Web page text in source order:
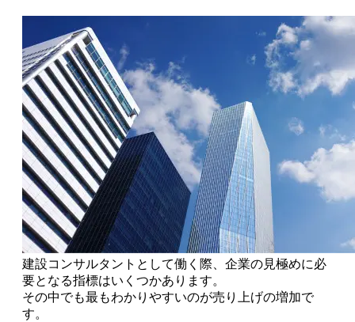
建設コンサルタントとして働く際、企業の見極めに必
要となる指標はいくつかあります。
その中でも最もわかりやすいのが売り上げの増加で
す。